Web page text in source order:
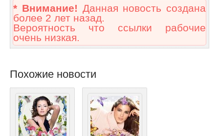
* Внимание! Данная новость создана
более 2 лет назад.
Вероятность что ссылки рабочие
очень низкая.
Похожие новости